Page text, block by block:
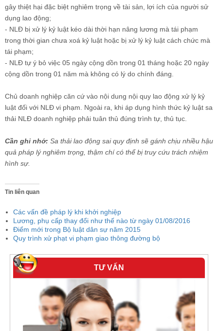
gây thiệt hại đặc biệt nghiêm trọng về tài sản, lợi ích của người sử
dụng lao động;
- NLĐ bị xử lý kỷ luật kéo dài thời hạn nâng lương mà tái phạm
trong thời gian chưa xoá kỷ luật hoặc bị xử lý kỷ luật cách chức mà
tái phạm;
- NLĐ tự ý bỏ việc 05 ngày cộng dồn trong 01 tháng hoặc 20 ngày
cộng dồn trong 01 năm mà không có lý do chính đáng.
Chủ doanh nghiệp căn cứ vào nội dung nội quy lao động xử lý kỷ
luật đối với NLĐ vi phạm. Ngoài ra, khi áp dụng hình thức kỷ luật sa
thải NLĐ doanh nghiệp phải tuân thủ đúng trình tự, thủ tục.
Cần ghi nhớ: Sa thải lao động sai quy định sẽ gánh chịu nhiều hậu
quả pháp lý nghiêm trọng, thậm chí có thể bị truy cứu trách nhiệm
hình sự.
Tin liên quan
Các vấn đề pháp lý khi khởi nghiệp
Lương, phụ cấp thay đổi như thế nào từ ngày 01/08/2016
Điểm mới trong Bộ luật dân sự năm 2015
Quy trình xử phạt vi phạm giao thông đường bộ
TƯ VẤN